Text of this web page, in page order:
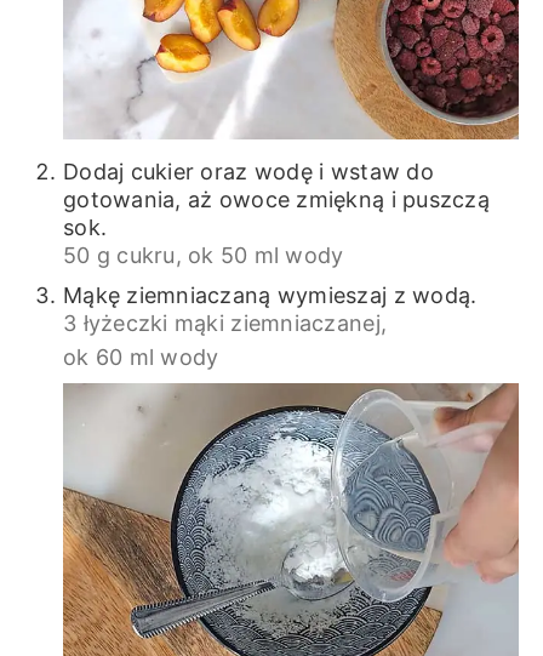
Dodaj cukier oraz wodę i wstaw do
gotowania, aż owoce zmiękną i puszczą
sok.
50 g cukru, ok 50 ml wody
Mąkę ziemniaczaną wymieszaj z wodą.
3 łyżeczki mąki ziemniaczanej,
ok 60 ml wody